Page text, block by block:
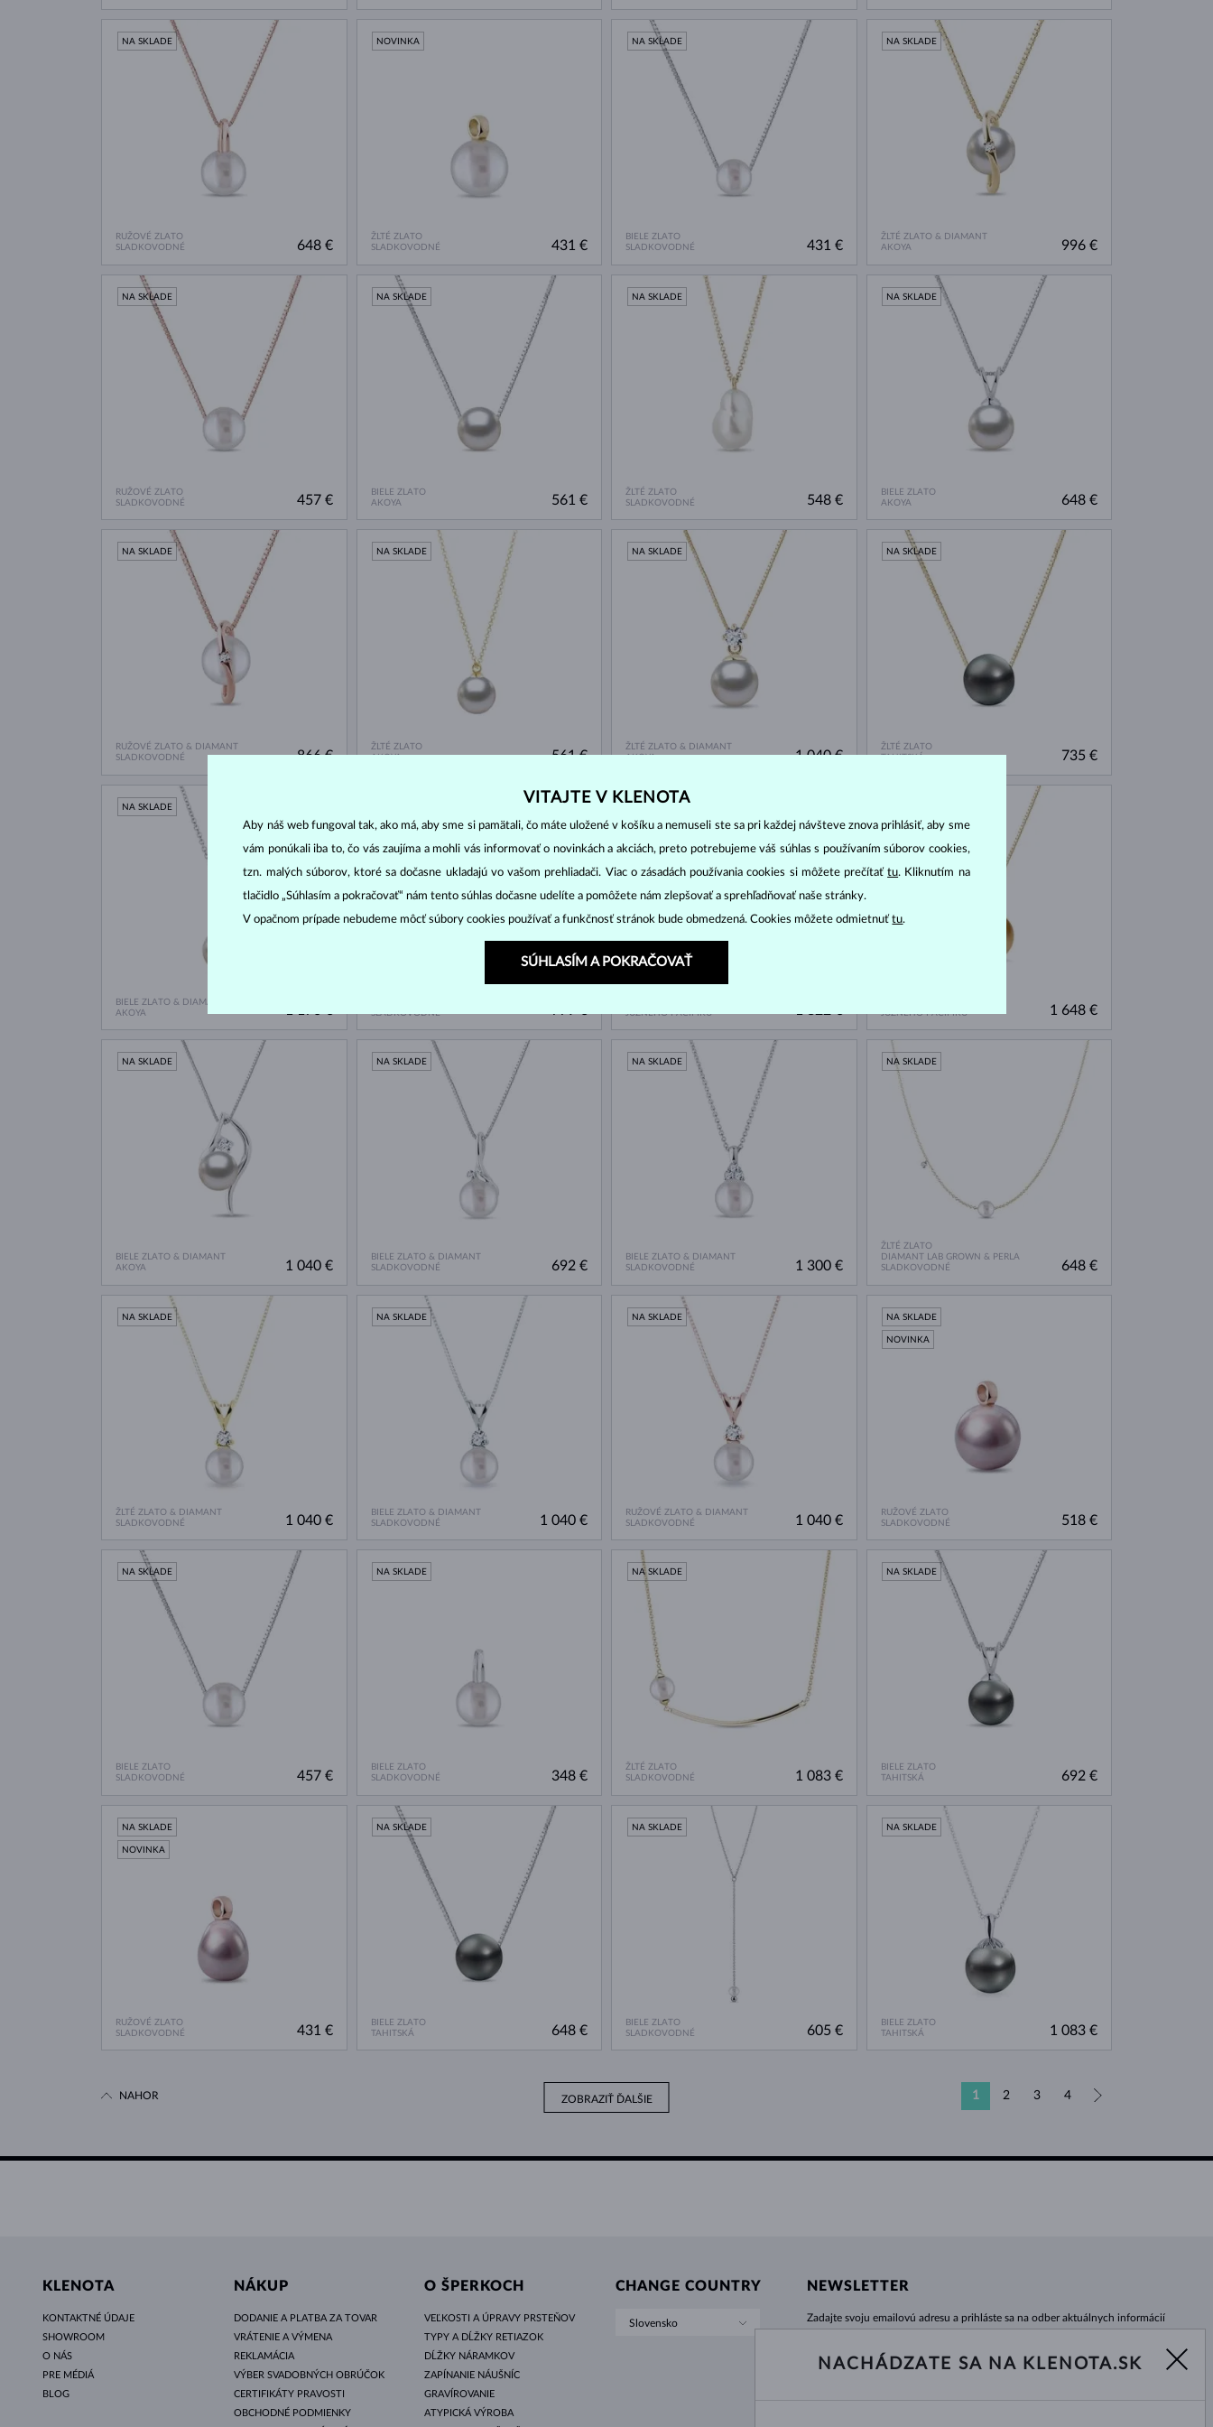
RUŽOVÉ ZLATO
SLADKOVODNÉ
NA SKLADE
648 €
ŽLTÉ ZLATO
SLADKOVODNÉ
NOVINKA
431 €
BIELE ZLATO
SLADKOVODNÉ
NA SKLADE
431 €
ŽLTÉ ZLATO & DIAMANT
AKOYA
NA SKLADE
996 €
RUŽOVÉ ZLATO
SLADKOVODNÉ
NA SKLADE
457 €
BIELE ZLATO
AKOYA
NA SKLADE
561 €
ŽLTÉ ZLATO
SLADKOVODNÉ
NA SKLADE
548 €
BIELE ZLATO
AKOYA
NA SKLADE
648 €
RUŽOVÉ ZLATO & DIAMANT
SLADKOVODNÉ
NA SKLADE
866 €
ŽLTÉ ZLATO
AKOYA
NA SKLADE
561 €
ŽLTÉ ZLATO & DIAMANT
AKOYA
NA SKLADE
1 040 €
ŽLTÉ ZLATO
TAHITSKÁ
NA SKLADE
735 €
BIELE ZLATO & DIAMANT
AKOYA
NA SKLADE
1 170 €
SLADKOVODNÉ
779 €
JUŽNÉHO PACIFIKU
1 822 €
JUŽNÉHO PACIFIKU
1 648 €
BIELE ZLATO & DIAMANT
AKOYA
NA SKLADE
1 040 €
BIELE ZLATO & DIAMANT
SLADKOVODNÉ
NA SKLADE
692 €
BIELE ZLATO & DIAMANT
SLADKOVODNÉ
NA SKLADE
1 300 €
ŽLTÉ ZLATO
DIAMANT LAB GROWN & PERLA
SLADKOVODNÉ
NA SKLADE
648 €
ŽLTÉ ZLATO & DIAMANT
SLADKOVODNÉ
NA SKLADE
1 040 €
BIELE ZLATO & DIAMANT
SLADKOVODNÉ
NA SKLADE
1 040 €
RUŽOVÉ ZLATO & DIAMANT
SLADKOVODNÉ
NA SKLADE
1 040 €
RUŽOVÉ ZLATO
SLADKOVODNÉ
NA SKLADE
NOVINKA
518 €
BIELE ZLATO
SLADKOVODNÉ
NA SKLADE
457 €
BIELE ZLATO
SLADKOVODNÉ
NA SKLADE
348 €
ŽLTÉ ZLATO
SLADKOVODNÉ
NA SKLADE
1 083 €
BIELE ZLATO
TAHITSKÁ
NA SKLADE
692 €
RUŽOVÉ ZLATO
SLADKOVODNÉ
NA SKLADE
NOVINKA
431 €
BIELE ZLATO
TAHITSKÁ
NA SKLADE
648 €
BIELE ZLATO
SLADKOVODNÉ
NA SKLADE
605 €
BIELE ZLATO
TAHITSKÁ
NA SKLADE
1 083 €
ZOBRAZIŤ ĎALŠIE 1 2 3 4
NAHOR
KLENOTA
KONTAKTNÉ ÚDAJE
SHOWROOM
O NÁS
PRE MÉDIÁ
BLOG
NÁKUP
DODANIE A PLATBA ZA TOVAR
VRÁTENIE A VÝMENA
REKLAMÁCIA
VÝBER SVADOBNÝCH OBRÚČOK
CERTIFIKÁTY PRAVOSTI
OBCHODNÉ PODMIENKY
O ŠPERKOCH
VEĽKOSTI A ÚPRAVY PRSTEŇOV
TYPY A DĹŽKY RETIAZOK
DĹŽKY NÁRAMKOV
ZAPÍNANIE NÁUŠNÍC
GRAVÍROVANIE
ATYPICKÁ VÝROBA
CHANGE COUNTRY
Slovensko
NEWSLETTER
Zadajte svoju emailovú adresu a prihláste sa na odber aktuálnych informácií
Žiadna novinka, akcia či zľava Vám už neunikne!
VITAJTE V KLENOTA
Aby náš web fungoval tak, ako má, aby sme si pamätali, čo máte uložené v košíku a nemuseli ste sa pri každej návšteve znova prihlásiť, aby sme
vám ponúkali iba to, čo vás zaujíma a mohli vás informovať o novinkách a akciách, preto potrebujeme váš súhlas s používaním súborov cookies,
tzn. malých súborov, ktoré sa dočasne ukladajú vo vašom prehliadači. Viac o zásadách používania cookies si môžete prečítaťtu. Kliknutím na
tlačidlo „Súhlasím a pokračovať“ nám tento súhlas dočasne udelíte a pomôžete nám zlepšovať a sprehľadňovať naše stránky.
V opačnom prípade nebudeme môcť súbory cookies používať a funkčnosť stránok bude obmedzená. Cookies môžete odmietnuťtu.
SÚHLASÍM A POKRAČOVAŤ
NACHÁDZATE SA NA KLENOTA.SK